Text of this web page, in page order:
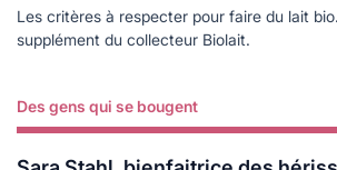
Les critères à respecter pour faire du lait
supplément du collecteur Biolait.
Des gens qui se bougent
Lire plus